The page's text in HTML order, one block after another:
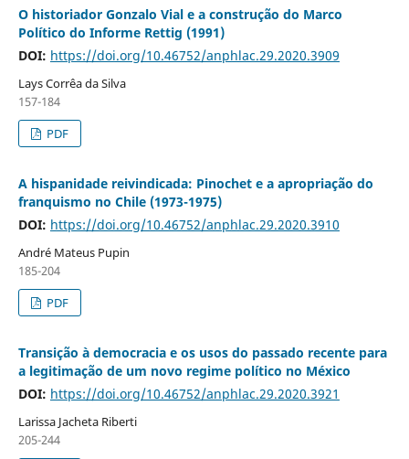
O historiador Gonzalo Vial e a construção do Marco
Político do Informe Rettig (1991)
DOI: https://doi.org/10.46752/anphlac.29.2020.3909
Lays Corrêa da Silva
157-184
PDF
A hispanidade reivindicada: Pinochet e a apropriação do
franquismo no Chile (1973-1975)
DOI: https://doi.org/10.46752/anphlac.29.2020.3910
André Mateus Pupin
185-204
PDF
Transição à democracia e os usos do passado recente para
a legitimação de um novo regime político no México
DOI: https://doi.org/10.46752/anphlac.29.2020.3921
Larissa Jacheta Riberti
205-244